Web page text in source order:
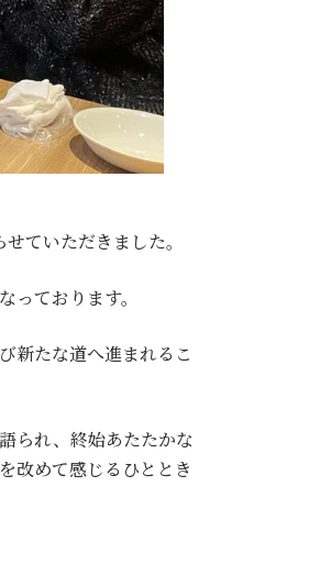
ていただきました。
ております。
新たな道へ進まれるこ
られ、終始あたたかな
改めて感じるひととき